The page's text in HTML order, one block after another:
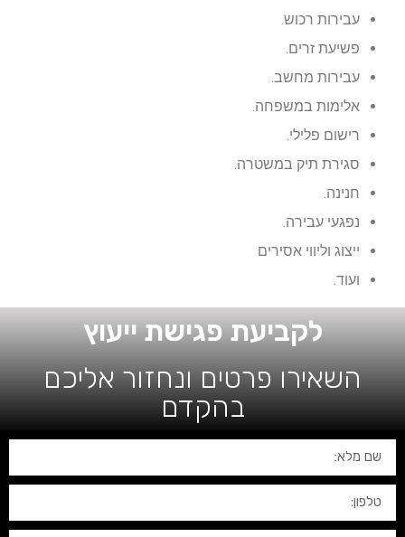
עבירות רכוש.
פשיעת זרים.
עבירות מחשב.
אלימות במשפחה.
רישום פלילי.
סגירת תיק במשטרה.
חנינה.
נפגעי עבירה.
ייצוג וליווי אסירים
ועוד.
לקביעת פגישת ייעוץ
השאירו פרטים ונחזור אליכם
בהקדם